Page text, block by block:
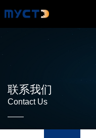
联系我们
Contact Us